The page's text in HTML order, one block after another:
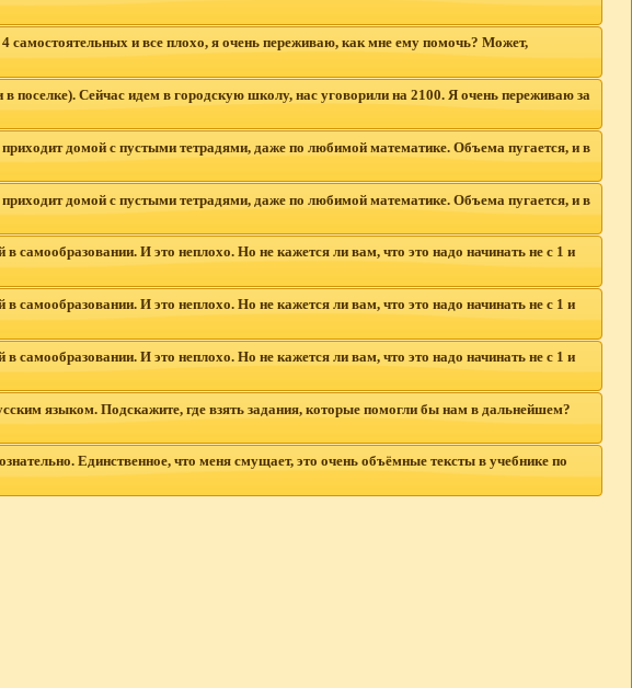
самостоятельных и все плохо, я очень переживаю, как мне ему помочь? Может,
Сейчас идем в городскую школу, нас уговорили на 2100. Я очень переживаю за
домой с пустыми тетрадями, даже по любимой математике. Объема пугается, и в
домой с пустыми тетрадями, даже по любимой математике. Объема пугается, и в
И это неплохо. Но не кажется ли вам, что это надо начинать не с 1 и
И это неплохо. Но не кажется ли вам, что это надо начинать не с 1 и
И это неплохо. Но не кажется ли вам, что это надо начинать не с 1 и
языком. Подскажите, где взять задания, которые помогли бы нам в дальнейшем?
Единственное, что меня смущает, это очень объёмные тексты в учебнике по